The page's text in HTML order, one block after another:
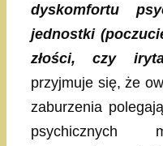
dyskomfortu
jednostki
złości, czy
przyjmuje się, że
zaburzenia
psychicznych